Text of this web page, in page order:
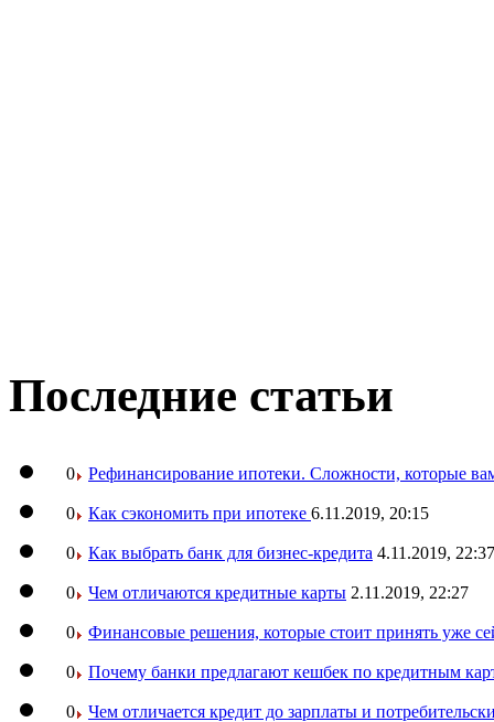
Последние статьи
0 Рефинансирование ипотеки. Сложности, которые
0 Как сэкономить при ипотеке 6.11.2019, 20:15
0 Как выбрать банк для бизнес-кредита 4.11.2019, 22:37
0 Чем отличаются кредитные карты 2.11.2019, 22:27
0 Финансовые решения, которые стоит принять уже
0 Почему банки предлагают кешбек по кредитным
0 Чем отличается кредит до зарплаты и